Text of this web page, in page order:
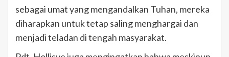
sebagai umat yang mengandalkan Tuhan, mereka
diharapkan untuk tetap saling menghargai dan
menjadi teladan di tengah masyarakat.